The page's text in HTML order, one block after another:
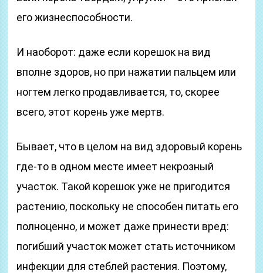
его жизнеспособности.
И наоборот: даже если корешок на вид
вполне здоров, но при нажатии пальцем или
ногтем легко продавливается, то, скорее
всего, этот корень уже мертв.
Бывает, что в целом на вид здоровый корень
где-то в одном месте имеет некрозный
участок. Такой корешок уже не пригодится
растению, поскольку не способен питать его
полноценно, и может даже принести вред:
погибший участок может стать источником
инфекции для стеблей растения. Поэтому,